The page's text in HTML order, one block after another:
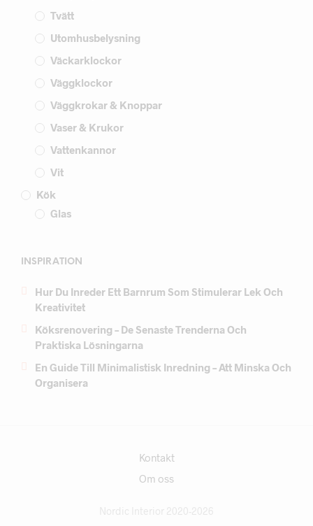
Tvätt
Utomhusbelysning
Väckarklockor
Väggklockor
Väggkrokar & Knoppar
Vaser & Krukor
Vattenkannor
Vit
Kök
Glas
INSPIRATION
Hur Du Inreder Ett Barnrum Som Stimulerar Lek Och
Kreativitet
Köksrenovering – De Senaste Trenderna Och
Praktiska Lösningarna
En Guide Till Minimalistisk Inredning – Att Minska Och
Organisera
Kontakt
Om oss